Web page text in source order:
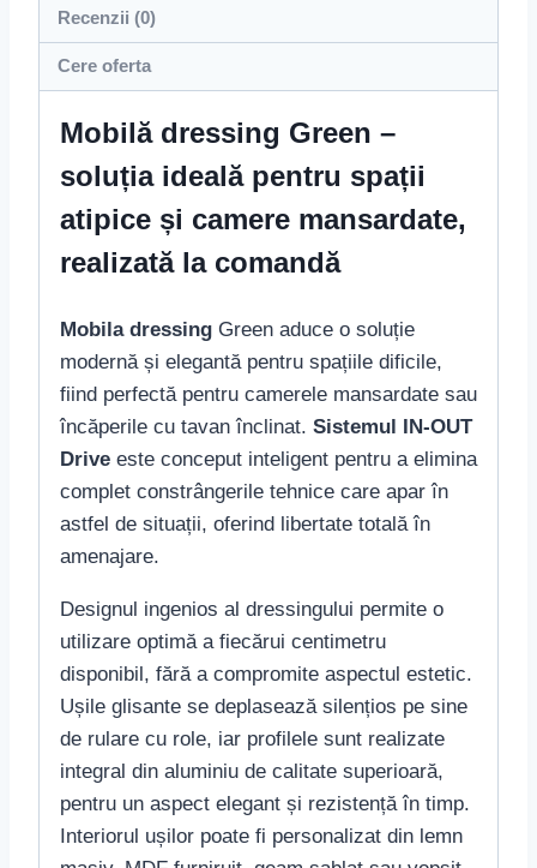
Recenzii (0)
Cere oferta
Mobilă dressing Green –
soluția ideală pentru spații
atipice și camere mansardate,
realizată la comandă
Mobila dressing Green aduce o soluție
modernă și elegantă pentru spațiile dificile,
fiind perfectă pentru camerele mansardate sau
încăperile cu tavan înclinat. Sistemul IN-OUT
Drive este conceput inteligent pentru a elimina
complet constrângerile tehnice care apar în
astfel de situații, oferind libertate totală în
amenajare.
Designul ingenios al dressingului permite o
utilizare optimă a fiecărui centimetru
disponibil, fără a compromite aspectul estetic.
Ușile glisante se deplasează silențios pe sine
de rulare cu role, iar profilele sunt realizate
integral din aluminiu de calitate superioară,
pentru un aspect elegant și rezistență în timp.
Interiorul ușilor poate fi personalizat din lemn